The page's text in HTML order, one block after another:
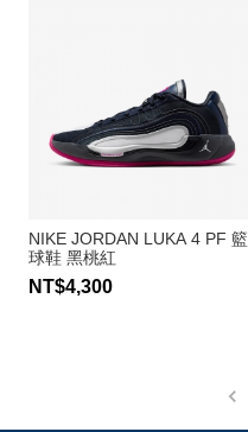
NIKE JORDAN LUKA 4 PF 籃
球鞋 黑桃紅
NT$4,300